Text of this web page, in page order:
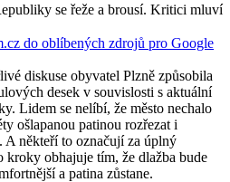
se řeže a brousí. Kritici mluví
do oblíbených zdrojů pro Google
diskuse obyvatel Plzně způsobila
desek v souvislosti s aktuální
Lidem se nelíbí, že město nechalo
ošlapanou patinou rozřezat i
někteří to označují za úplný
kroky obhajuje tím, že dlažba bude
a patina zůstane.